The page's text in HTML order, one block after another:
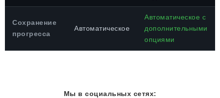
Сохранение
прогресса
Автоматическое
Автоматическое с
дополнительными
опциями
Мы в социальных сетях: